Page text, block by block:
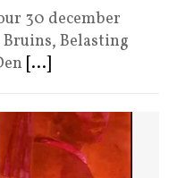
30 december
Bruins, Belasting
[...]